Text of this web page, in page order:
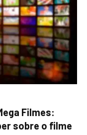
Filmes:
sobre o filme